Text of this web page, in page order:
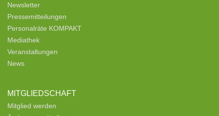
Newsletter
Pressemitteilungen
Personalräte KOMPAKT
Mediathek
Veranstaltungen
News
MITGLIEDSCHAFT
Mitglied werden